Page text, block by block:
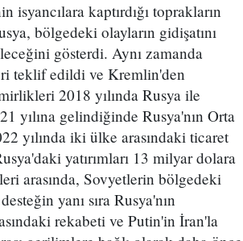
kaptırdığı toprakların
bölgedeki olayların gidişatını
gösterdi. Aynı zamanda
teklif edildi ve Kremlin'den
2018 yılında Rusya ile
yılına gelindiğinde Rusya'nın Orta
yılında iki ülke arasındaki ticaret
yatırımları 13 milyar dolara
arasında, Sovyetlerin bölgedeki
yanı sıra Rusya'nın
rekabeti ve Putin'in İran'la